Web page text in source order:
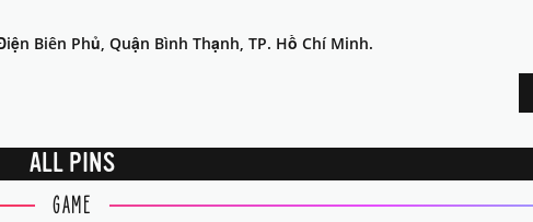
Biên Phủ, Quận Bình Thạnh, TP. Hồ Chí Minh.
ALL PINS
GAME